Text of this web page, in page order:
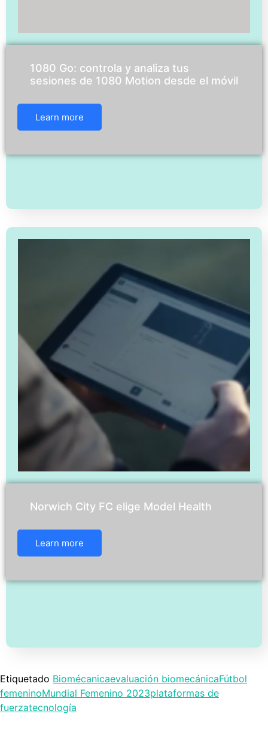
1080 Go: controla y analiza tus
sesiones de 1080 Motion desde el móvil
Learn more
Norwich City FC elige Model Health
Learn more
Etiquetado Biomécanicaevaluación biomecánicaFútbol
femeninoMundial Femenino 2023plataformas de
fuerzatecnología